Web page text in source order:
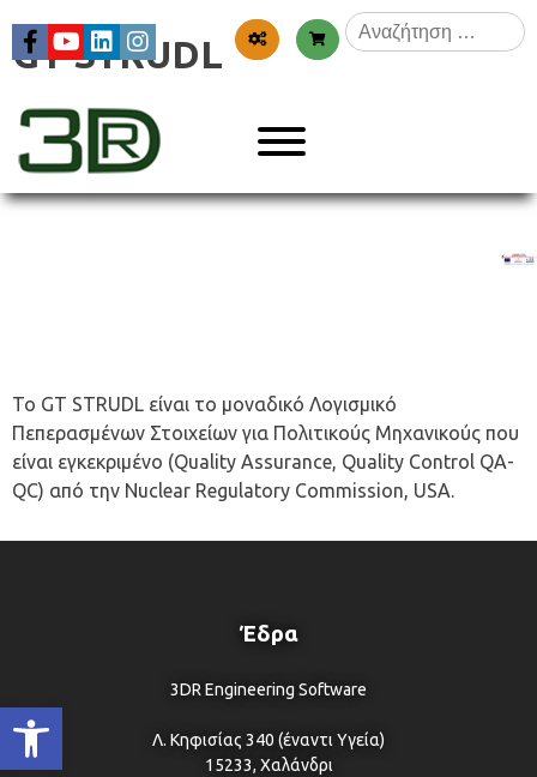
Ανοίξτε τη γραμμή εργαλείων
content
Αναζήτηση
για:
3dr
GT STRUDL
Το GT STRUDL είναι το μοναδικό Λογισμικό
Πεπερασμένων Στοιχείων για Πολιτικούς Μηχανικούς που
είναι εγκεκριμένο (Quality Assurance, Quality Control QA-
QC) από την Nuclear Regulatory Commission, USA.
Έδρα
3DR Engineering Software
Λ. Κηφισίας 340 (έναντι Υγεία)
15233, Χαλάνδρι